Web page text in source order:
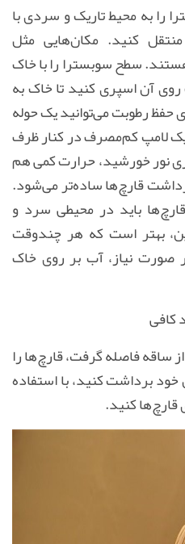
را به محیط تاریک و سردی با
منتقل کنید. مکان‌هایی مثل
.سطح سوبسترا را با خاک
آن اسپری کنید تا خاک به
رطوبت می‌توانید یک حوله
لامپ کم‌مصرف در کنار ظرف
نور خورشید، حرارت کمی هم
قارچ‌ها ساده‌تر می‌شود.
باید در محیطی سرد و
بهتر است که هر چندوقت
صورت نیاز، آب بر روی خاک
ساقه فاصله گرفت، قارچ‌ها را
برداشت کنید، با استفاده
قارچ‌ها کنید.